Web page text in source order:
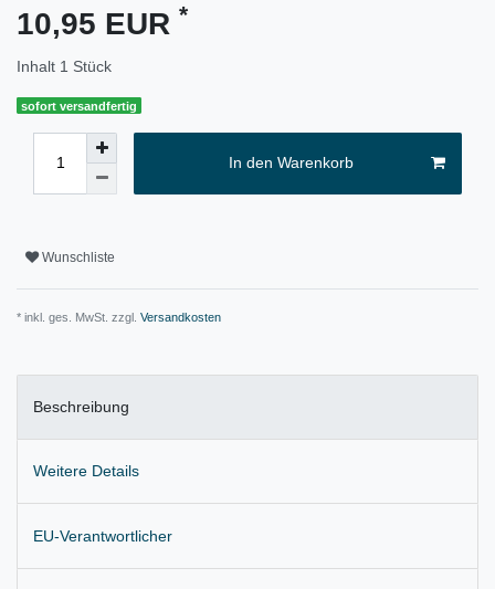
10,95 EUR *
Inhalt 1 Stück
sofort versandfertig
In den Warenkorb
Wunschliste
* inkl. ges. MwSt. zzgl. Versandkosten
Beschreibung
Weitere Details
EU-Verantwortlicher